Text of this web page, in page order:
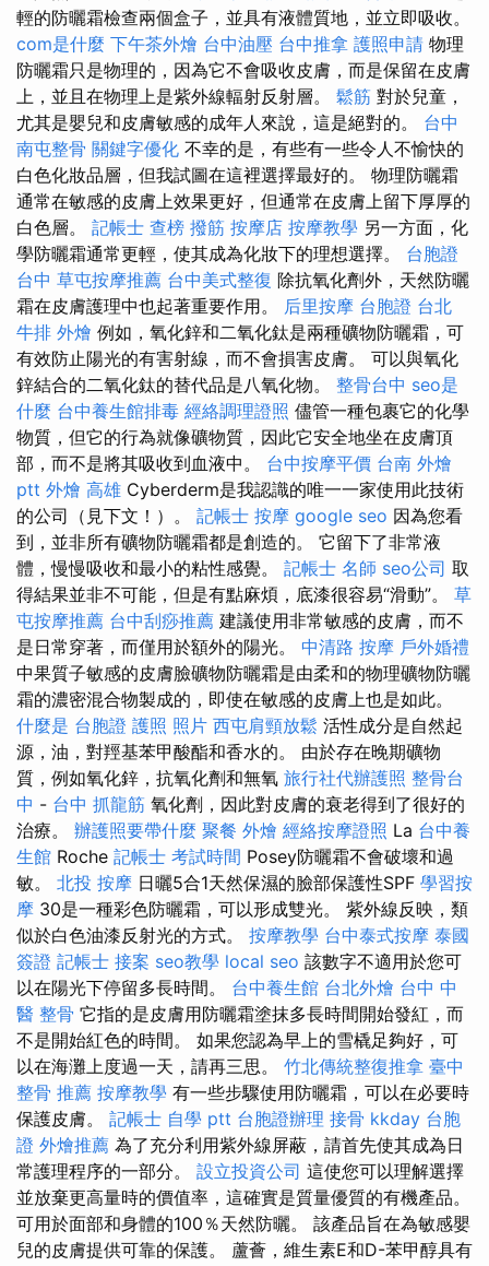
輕的防曬霜檢查兩個盒子，並具有液體質地，並立即吸收。
com是什麼 下午茶外燴 台中油壓 台中推拿 護照申請 物理
防曬霜只是物理的，因為它不會吸收皮膚，而是保留在皮膚
上，並且在物理上是紫外線輻射反射層。 鬆筋 對於兒童，
尤其是嬰兒和皮膚敏感的成年人來說，這是絕對的。 台中
南屯整骨 關鍵字優化 不幸的是，有些有一些令人不愉快的
白色化妝品層，但我試圖在這裡選擇最好的。 物理防曬霜
通常在敏感的皮膚上效果更好，但通常在皮膚上留下厚厚的
白色層。 記帳士 查榜 撥筋 按摩店 按摩教學 另一方面，化
學防曬霜通常更輕，使其成為化妝下的理想選擇。 台胞證
台中 草屯按摩推薦 台中美式整復 除抗氧化劑外，天然防曬
霜在皮膚護理中也起著重要作用。 后里按摩 台胞證 台北
牛排 外燴 例如，氧化鋅和二氧化鈦是兩種礦物防曬霜，可
有效防止陽光的有害射線，而不會損害皮膚。 可以與氧化
鋅結合的二氧化鈦的替代品是八氧化物。 整骨台中 seo是
什麼 台中養生館排毒 經絡調理證照 儘管一種包裹它的化學
物質，但它的行為就像礦物質，因此它安全地坐在皮膚頂
部，而不是將其吸收到血液中。 台中按摩平價 台南 外燴
ptt 外燴 高雄 Cyber​​derm是我認識的唯一一家使用此技術
的公司（見下文！）。 記帳士 按摩 google seo 因為您看
到，並非所有礦物防曬霜都是創造的。 它留下了非常液
體，慢慢吸收和最小的粘性感覺。 記帳士 名師 seo公司 取
得結果並非不可能，但是有點麻煩，底漆很容易“滑動”。 草
屯按摩推薦 台中刮痧推薦 建議使用非常敏感的皮膚，而不
是日常穿著，而僅用於額外的陽光。 中清路 按摩 戶外婚禮
中果質子敏感的皮膚臉礦物防曬霜是由柔和的物理礦物防曬
霜的濃密混合物製成的，即使在敏感的皮膚上也是如此。
什麼是 台胞證 護照 照片 西屯肩頸放鬆 活性成分是自然起
源，油，對羥基苯甲酸酯和香水的。 由於存在晚期礦物
質，例如氧化鋅，抗氧化劑和無氧 旅行社代辦護照 整骨台
中 - 台中 抓龍筋 氧化劑，因此對皮膚的衰老得到了很好的
治療。 辦護照要帶什麼 聚餐 外燴 經絡按摩證照 La 台中養
生館 Roche 記帳士 考試時間 Posey防曬霜不會破壞和過
敏。 北投 按摩 日曬5合1天然保濕的臉部保護性SPF 學習按
摩 30是一種彩色防曬霜，可以形成雙光。 紫外線反映，類
似於白色油漆反射光的方式。 按摩教學 台中泰式按摩 泰國
簽證 記帳士 接案 seo教學 local seo 該數字不適用於您可
以在陽光下停留多長時間。 台中養生館 台北外燴 台中 中
醫 整骨 它指的是皮膚用防曬霜塗抹多長時間開始發紅，而
不是開始紅色的時間。 如果您認為早上的雪橇足夠好，可
以在海灘上度過一天，請再三思。 竹北傳統整復推拿 臺中
整骨 推薦 按摩教學 有一些步驟使用防曬霜，可以在必要時
保護皮膚。 記帳士 自學 ptt 台胞證辦理 接骨 kkday 台胞
證 外燴推薦 為了充分利用紫外線屏蔽，請首先使其成為日
常護理程序的一部分。 設立投資公司 這使您可以理解選擇
並放棄更高量時的價值率，這確實是質量優質的有機產品。
可用於面部和身體的100％天然防曬。 該產品旨在為敏感嬰
兒的皮膚提供可靠的保護。 蘆薈，維生素E和D-苯甲醇具有